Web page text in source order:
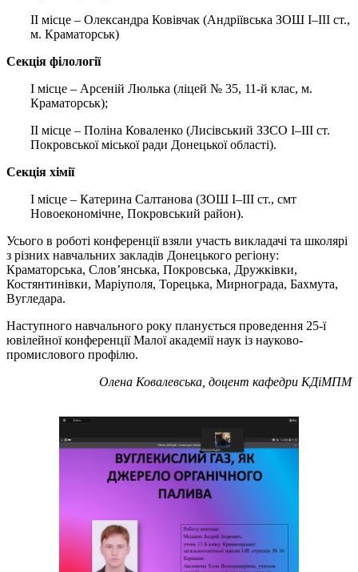
ІІ місце – Олександра Ковівчак (Андріївська ЗОШ І–ІІІ ст.,
м. Краматорськ)
Секція філології
І місце – Арсеній Люлька (ліцей № 35, 11-й клас, м.
Краматорськ);
ІІ місце – Поліна Коваленко (Лисівський ЗЗСО I–III ст.
Покровської міської ради Донецької області).
Секція хімії
І місце – Катерина Салтанова (ЗОШ І–ІІІ ст., смт
Новоекономічне, Покровський район).
Усього в роботі конференції взяли участь викладачі та школярі
з різних навчальних закладів Донецького регіону:
Краматорська, Слов’янська, Покровська, Дружківки,
Костянтинівки, Маріуполя, Торецька, Мирнограда, Бахмута,
Вугледара.
Наступного навчального року планується проведення 25-ї
ювілейної конференції Малої академії наук із науково-
промислового профілю.
Олена Ковалевська, доцент кафедри КДіМПМ